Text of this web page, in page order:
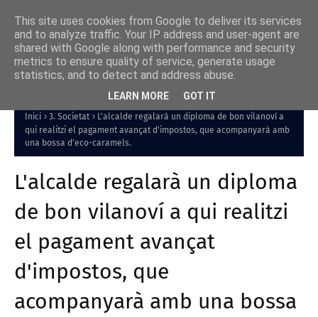
Inici 3. Societat
L'alcalde regalarà un diploma de bon vilanoví a
qui realitzi el pagament avançat d'impostos, que acompanyarà amb
una bossa d'eco-caramels.
L'alcalde regalarà un diploma
de bon vilanoví a qui realitzi
el pagament avançat
d'impostos, que
acompanyarà amb una bossa
This site uses cookies from Google to deliver its services
and to analyze traffic. Your IP address and user-agent are
shared with Google along with performance and security
metrics to ensure quality of service, generate usage
statistics, and to detect and address abuse.
LEARN MORE GOT IT